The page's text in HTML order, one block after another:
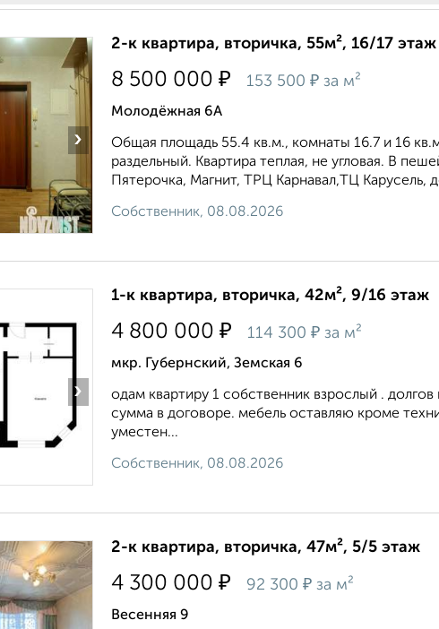
›
2-к квартира, вторичка, 55м², 16/17 этаж
8 500 000 ₽ 153 500 ₽ за м²
Молодёжная 6А
Общая площадь 55.4 кв.м., комнаты 16.7 и 16
раздельный. Квартира теплая, не угловая. В
Пятерочка, Магнит, ТРЦ Карнавал,TЦ Карусель,
Собственник, 08.08.2026
›
1-к квартира, вторичка, 42м², 9/16 этаж
4 800 000 ₽ 114 300 ₽ за м²
мкр. Губернский, Земская 6
одам квартиру 1 собственник взрослый .
сумма в договоре. мебель оставляю кроме
уместен...
Собственник, 08.08.2026
2-к квартира, вторичка, 47м², 5/5 этаж
4 300 000 ₽ 92 300 ₽ за м²
Весенняя 9